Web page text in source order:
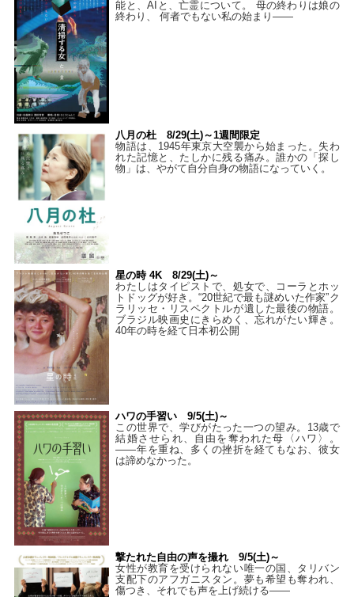
能と、AIと、亡霊について。 母の終わりは娘の
終わり、 何者でもない私の始まり――
八月の杜 8/29(土)～1週間限定
物語は、1945年東京大空襲から始まった。失わ
れた記憶と、たしかに残る痛み。誰かの「探し
物」は、やがて自分自身の物語になっていく。
星の時 4K 8/29(土)～
わたしはタイピストで、処⼥で、コーラとホッ
トドッグが好き。“20世紀で最も謎めいた作家”ク
ラリッセ・リスペクトルが遺した最後の物語。
ブラジル映画史にきらめく、忘れがたい輝き。
40年の時を経て⽇本初公開
ハワの手習い 9/5(土)～
この世界で、学びがたった一つの望み。13歳で
結婚させられ、自由を奪われた母〈ハワ〉。
——年を重ね、多くの挫折を経てもなお、彼女
は諦めなかった。
撃たれた自由の声を撮れ 9/5(土)～
女性が教育を受けられない唯一の国、タリバン
支配下のアフガニスタン。夢も希望も奪われ、
傷つき、それでも声を上げ続ける——